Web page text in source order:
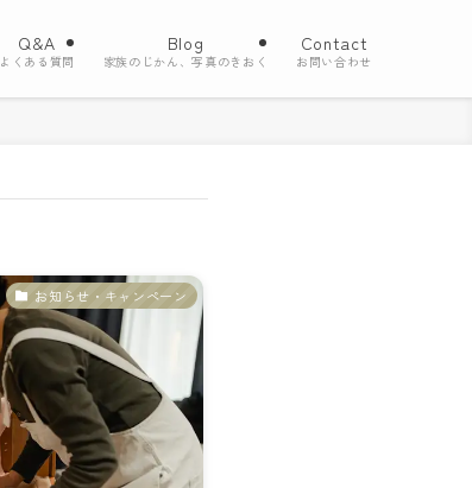
Q&A
よくある質問
Blog
家族のじかん、写真のきおく
Contact
お問い合わせ
お知らせ・キャンペーン